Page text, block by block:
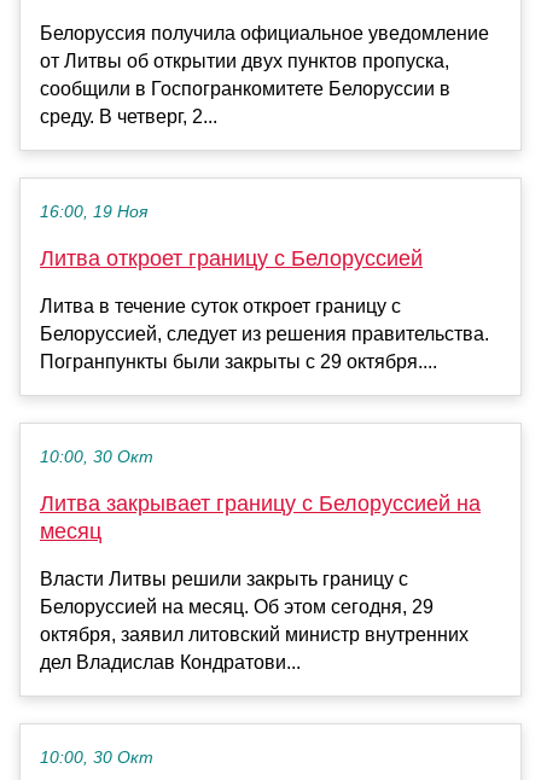
Белоруссия получила официальное уведомление
от Литвы об открытии двух пунктов пропуска,
сообщили в Госпогранкомитете Белоруссии в
среду. В четверг, 2...
16:00, 19 Ноя
Литва откроет границу с Белоруссией
Литва в течение суток откроет границу с
Белоруссией, следует из решения правительства.
Погранпункты были закрыты с 29 октября....
10:00, 30 Окт
Литва закрывает границу с Белоруссией на
месяц
Власти Литвы решили закрыть границу с
Белоруссией на месяц. Об этом сегодня, 29
октября, заявил литовский министр внутренних
дел Владислав Кондратови...
10:00, 30 Окт